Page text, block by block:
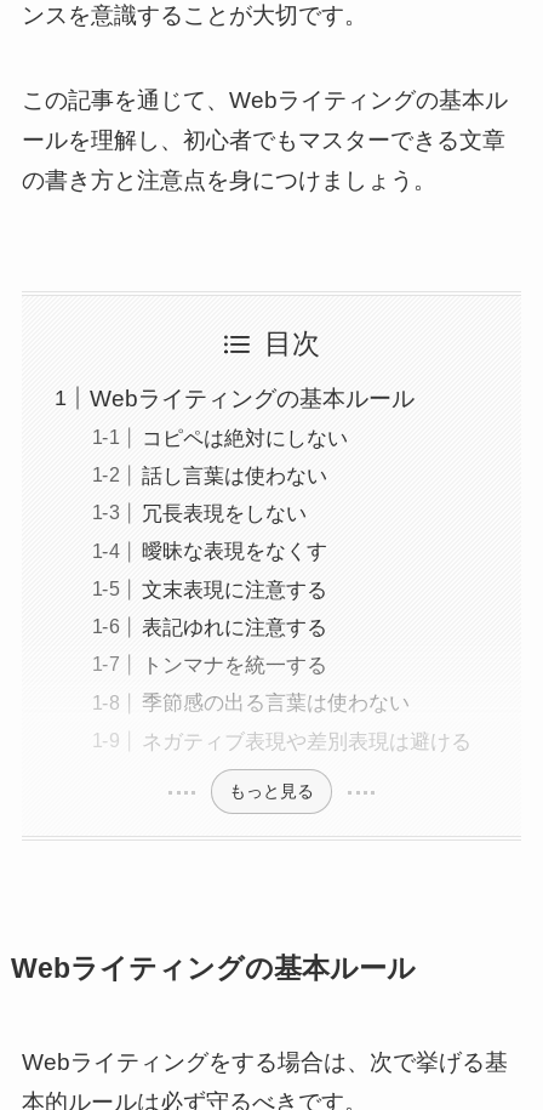
ンスを意識することが大切です。
この記事を通じて、Webライティングの基本ル
ールを理解し、初心者でもマスターできる文章
の書き方と注意点を身につけましょう。
目次
Webライティングの基本ルール
コピペは絶対にしない
話し言葉は使わない
冗長表現をしない
曖昧な表現をなくす
文末表現に注意する
表記ゆれに注意する
トンマナを統一する
季節感の出る言葉は使わない
ネガティブ表現や差別表現は避ける
もっと見る
Webライティングの基本ルール
Webライティングをする場合は、次で挙げる基
本的ルールは必ず守るべきです。